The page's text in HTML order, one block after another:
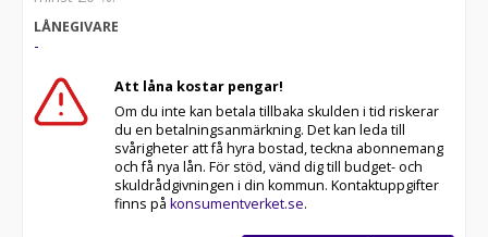
LÅNEGIVARE
-
Att låna kostar pengar!
Om du inte kan betala tillbaka skulden i tid riskerar
du en betalningsanmärkning. Det kan leda till
svårigheter att få hyra bostad, teckna abonnemang
och få nya lån. För stöd, vänd dig till budget- och
skuldrådgivningen i din kommun. Kontaktuppgifter
finns på konsumentverket.se.